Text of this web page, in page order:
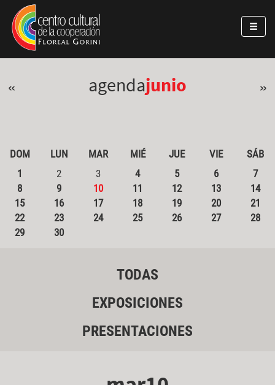
Pasar al contenido principal
Jump to main content
« agendajunio »
DOM LUN MAR MIÉ JUE VIE
SÁB
1
2 3 4 5 6
7
8
9 10 11 12 13
14
15
16 17 18 19 20
21
22
23 24 25 26 27
28
29
30
TODAS
EXPOSICIONES
PRESENTACIONES